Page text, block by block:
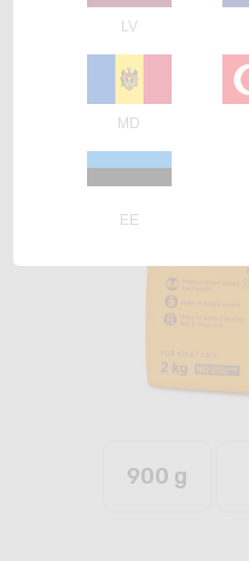
900 g
LV
MD
EE